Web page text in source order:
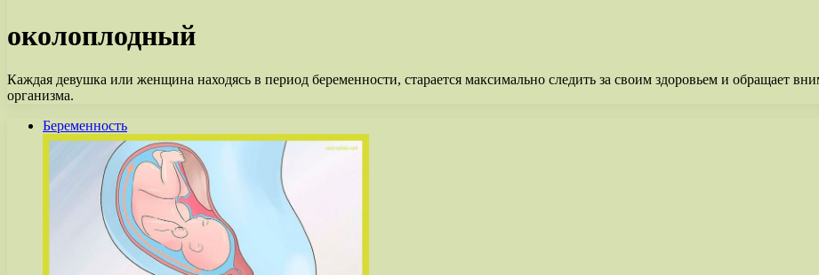
околоплодный
Каждая девушка или женщина находясь в период беременности, старается максимально следить за своим здоровьем и обращает
организма.
Беременность